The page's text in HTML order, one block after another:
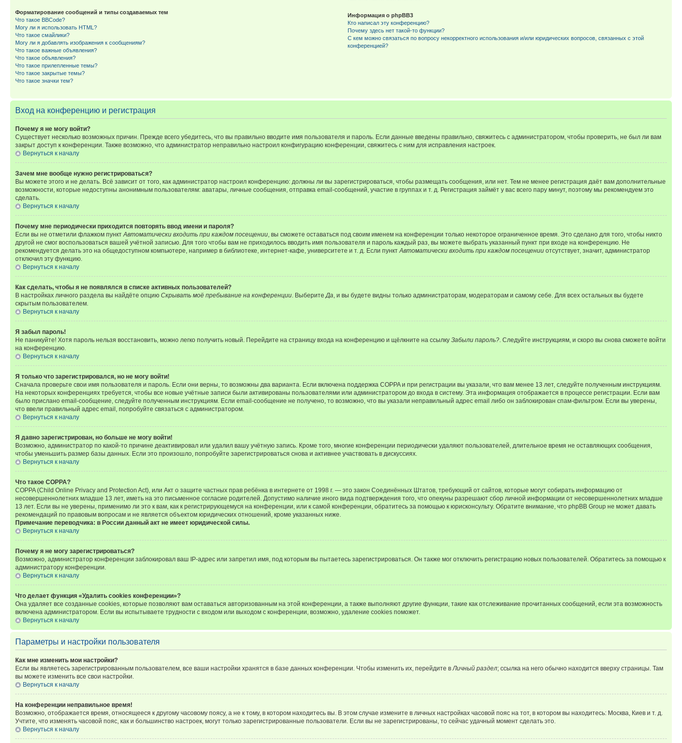
Форматирование сообщений и типы создаваемых тем
Что такое BBCode?
Могу ли я использовать HTML?
Что такое смайлики?
Могу ли я добавлять изображения к сообщениям?
Что такое важные объявления?
Что такое объявления?
Что такое прилепленные темы?
Что такое закрытые темы?
Что такое значки тем?
Информация о phpBB3
Кто написал эту конференцию?
Почему здесь нет такой-то функции?
С кем можно связаться по вопросу некорректного использования и/или юридических вопросов, связанных с этой
конференцией?
Вход на конференцию и регистрация
Почему я не могу войти?
Существует несколько возможных причин. Прежде всего убедитесь, что вы правильно вводите имя пользователя и пароль. Если данные введены правильно, свяжитесь с администратором, чтобы проверить, не был ли вам
закрыт доступ к конференции. Также возможно, что администратор неправильно настроил конфигурацию конференции, свяжитесь с ним для исправления настроек.
Вернуться к началу
Зачем мне вообще нужно регистрироваться?
Вы можете этого и не делать. Всё зависит от того, как администратор настроил конференцию: должны ли вы зарегистрироваться, чтобы размещать сообщения, или нет. Тем не менее регистрация даёт вам дополнительные
возможности, которые недоступны анонимным пользователям: аватары, личные сообщения, отправка email-сообщений, участие в группах и т. д. Регистрация займёт у вас всего пару минут, поэтому мы рекомендуем это
сделать.
Вернуться к началу
Почему мне периодически приходится повторять ввод имени и пароля?
Если вы не отметили флажком пункт Автоматически входить при каждом посещении , вы сможете оставаться под своим именем на конференции только некоторое ограниченное время. Это сделано для того, чтобы никто
другой не смог воспользоваться вашей учётной записью. Для того чтобы вам не приходилось вводить имя пользователя и пароль каждый раз, вы можете выбрать указанный пункт при входе на конференцию. Не
рекомендуется делать это на общедоступном компьютере, например в библиотеке, интернет-кафе, университете и т. д. Если пункт Автоматически входить при каждом посещении отсутствует, значит, администратор
отключил эту функцию.
Вернуться к началу
Как сделать, чтобы я не появлялся в списке активных пользователей?
В настройках личного раздела вы найдёте опцию Скрывать моё пребывание на конференции . Выберите Да , и вы будете видны только администраторам, модераторам и самому себе. Для всех остальных вы будете
скрытым пользователем.
Вернуться к началу
Я забыл пароль!
Не паникуйте! Хотя пароль нельзя восстановить, можно легко получить новый. Перейдите на страницу входа на конференцию и щёлкните на ссылку Забыли пароль? . Следуйте инструкциям, и скоро вы снова сможете войти
на конференцию.
Вернуться к началу
Я только что зарегистрировался, но не могу войти!
Сначала проверьте свои имя пользователя и пароль. Если они верны, то возможны два варианта. Если включена поддержка COPPA и при регистрации вы указали, что вам менее 13 лет, следуйте полученным инструкциям.
На некоторых конференциях требуется, чтобы все новые учётные записи были активированы пользователями или администратором до входа в систему. Эта информация отображается в процессе регистрации. Если вам
было прислано email-сообщение, следуйте полученным инструкциям. Если email-сообщение не получено, то возможно, что вы указали неправильный адрес email либо он заблокирован спам-фильтром. Если вы уверены,
что ввели правильный адрес email, попробуйте связаться с администратором.
Вернуться к началу
Я давно зарегистрирован, но больше не могу войти!
Возможно, администратор по какой-то причине деактивировал или удалил вашу учётную запись. Кроме того, многие конференции периодически удаляют пользователей, длительное время не оставляющих сообщения,
чтобы уменьшить размер базы данных. Если это произошло, попробуйте зарегистрироваться снова и активнее участвовать в дискуссиях.
Вернуться к началу
Что такое COPPA?
COPPA (Child Online Privacy and Protection Act), или Акт о защите частных прав ребёнка в интернете от 1998 г. — это закон Соединённых Штатов, требующий от сайтов, которые могут собирать информацию от
несовершеннолетних младше 13 лет, иметь на это письменное согласие родителей. Допустимо наличие иного вида подтверждения того, что опекуны разрешают сбор личной информации от несовершеннолетних младше
13 лет. Если вы не уверены, применимо ли это к вам, как к регистрирующемуся на конференции, или к самой конференции, обратитесь за помощью к юрисконсульту. Обратите внимание, что phpBB Group не может давать
рекомендаций по правовым вопросам и не является объектом юридических отношений, кроме указанных ниже.
Примечание переводчика: в России данный акт не имеет юридической силы.
Вернуться к началу
Почему я не могу зарегистрироваться?
Возможно, администратор конференции заблокировал ваш IP-адрес или запретил имя, под которым вы пытаетесь зарегистрироваться. Он также мог отключить регистрацию новых пользователей. Обратитесь за помощью к
администратору конференции.
Вернуться к началу
Что делает функция «Удалить cookies конференции»?
Она удаляет все созданные cookies, которые позволяют вам оставаться авторизованным на этой конференции, а также выполняют другие функции, такие как отслеживание прочитанных сообщений, если эта возможность
включена администратором. Если вы испытываете трудности с входом или выходом с конференции, возможно, удаление cookies поможет.
Вернуться к началу
Параметры и настройки пользователя
Как мне изменить мои настройки?
Если вы являетесь зарегистрированным пользователем, все ваши настройки хранятся в базе данных конференции. Чтобы изменить их, перейдите в Личный раздел; ссылка на него обычно находится вверху страницы. Там
вы можете изменить все свои настройки.
Вернуться к началу
На конференции неправильное время!
Возможно, отображается время, относящееся к другому часовому поясу, а не к тому, в котором находитесь вы. В этом случае измените в личных настройках часовой пояс на тот, в котором вы находитесь: Москва, Киев и т. д.
Учтите, что изменять часовой пояс, как и большинство настроек, могут только зарегистрированные пользователи. Если вы не зарегистрированы, то сейчас удачный момент сделать это.
Вернуться к началу